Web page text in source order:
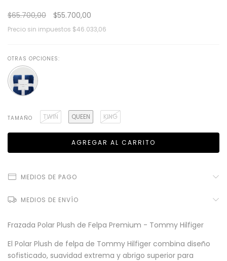
$65.700,00 $55.700,00
Precio sin impuestos $46.033,06
OTRAS OPCIONES:
TAMAÑO TWIN QUEEN KING
MEDIOS DE PAGO
MEDIOS DE ENVÍO
Frazada Polar Plush de Felpa Premium - Tommy Hilfiger
El Polar Plush de felpa de Tommy Hilfiger combina diseño
sofisticado, suavidad extrema y abrigo superior para